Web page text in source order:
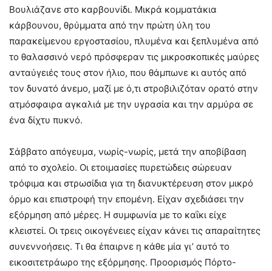
Βουλιάζανε στο καρβουνίδι. Μικρά κομματάκια
κάρβουνου, θρύμματα από την πρώτη ύλη του
παρακείμενου εργοστασίου, πλυμένα και ξεπλυμένα από
το θαλασσινό νερό πρόσφεραν τις μικροσκοπικές μαύρες
ανταύγειές τους στον ήλιο, που θάμπωνε κι αυτός από
τον δυνατό άνεμο, μαζί με ό,τι στροβιλιζόταν ορατό στην
ατμόσφαιρα αγκαλιά με την υγρασία και την αρμύρα σε
ένα δίχτυ πυκνό.
Σάββατο απόγευμα, νωρίς-νωρίς, μετά την αποβίβαση
από το σχολείο. Οι ετοιμασίες πυρετώδεις σώρευαν
τρόφιμα και στρωσίδια για τη διανυκτέρευση στον μικρό
όρμο και επιστροφή την επομένη. Είχαν σχεδιάσει την
εξόρμηση από μέρες. Η συμφωνία με το καΐκι είχε
κλειστεί. Οι τρεις οικογένειες είχαν κάνει τις απαραίτητες
συνεννοήσεις. Τι θα έπαιρνε η κάθε μία γι’ αυτό το
εικοσιτετράωρο της εξόρμησης. Προορισμός Πόρτο-